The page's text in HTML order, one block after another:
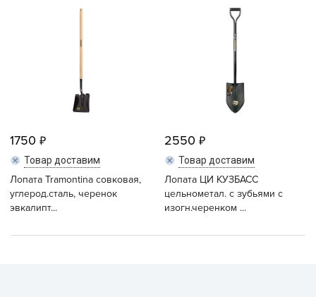
1750
Товар доставим
Лопата Tramontina совковая,
углерод.сталь, черенок
эвкалипт...
2550
Товар доставим
Лопата ЦИ КУЗБАСС
цельнометал. с зубьями с
изогн.черенком ...